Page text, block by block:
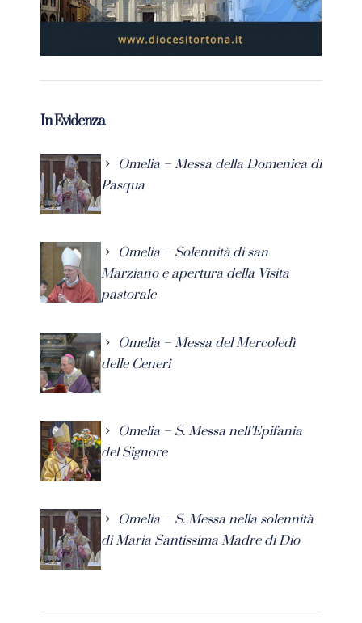
In Evidenza
Omelia – Messa della Domenica di
Pasqua
Omelia – Solennità di san
Marziano e apertura della Visita
pastorale
Omelia – Messa del Mercoledì
delle Ceneri
Omelia – S. Messa nell’Epifania
del Signore
Omelia – S. Messa nella solennità
di Maria Santissima Madre di Dio